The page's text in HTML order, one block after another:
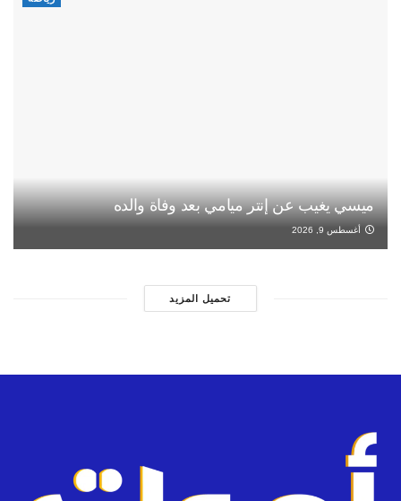
ميسي يغيب عن إنتر ميامي بعد وفاة والده
أغسطس 9, 2026
تحميل المزيد